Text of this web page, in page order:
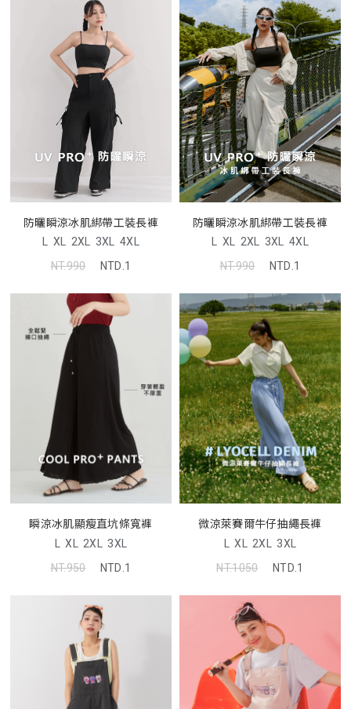
防曬瞬涼冰肌綁帶工裝長褲
L XL 2XL 3XL 4XL
NT.990
NTD.1
防曬瞬涼冰肌綁帶工裝長褲
L XL 2XL 3XL 4XL
NT.990
NTD.1
瞬涼冰肌顯瘦直坑條寬褲
L XL 2XL 3XL
NT.950
NTD.1
微涼萊賽爾牛仔抽繩長褲
L XL 2XL 3XL
NT.1050
NTD.1